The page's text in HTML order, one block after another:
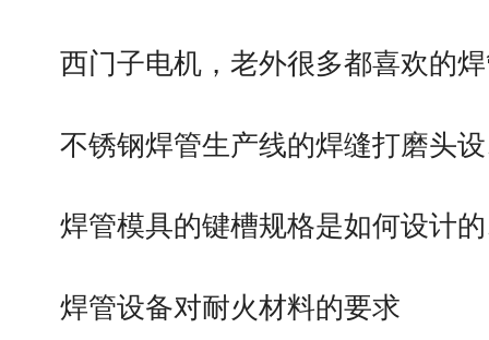
西门子电机，老外很多都喜欢的
不锈钢焊管生产线的焊缝打磨头
焊管模具的键槽规格是如何设计
焊管设备对耐火材料的要求